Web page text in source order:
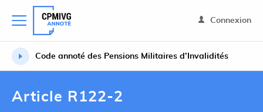
Connexion
Code annoté des Pensions Militaires d’Invalidités
Article R122-2